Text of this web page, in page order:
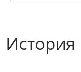
История